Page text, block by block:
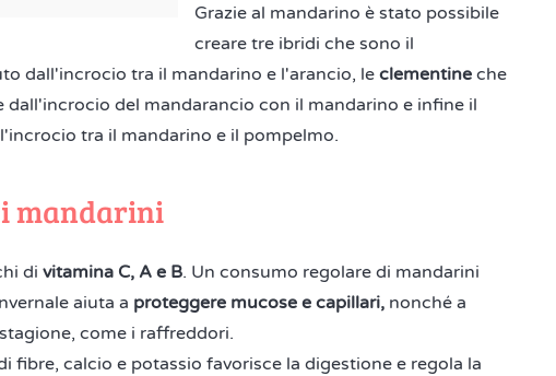
Grazie al mandarino è stato possibile
creare tre ibridi che sono il
dall'incrocio tra il mandarino e l'arancio, le clementine che
dall'incrocio del mandarancio con il mandarino e infine il
tra il mandarino e il pompelmo.
mandarini
di vitamina C, A e B. Un consumo regolare di mandarini
aiuta a proteggere mucose e capillari, nonché a
come i raffreddori.
fibre, calcio e potassio favorisce la digestione e regola la